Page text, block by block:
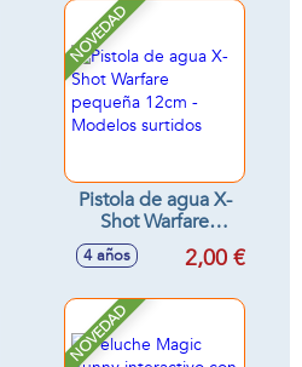
NOVEDAD
Pistola de agua X-
Shot Warfare
pequeña 12cm -
Modelos surtidos
4 años 2,00 €
NOVEDAD